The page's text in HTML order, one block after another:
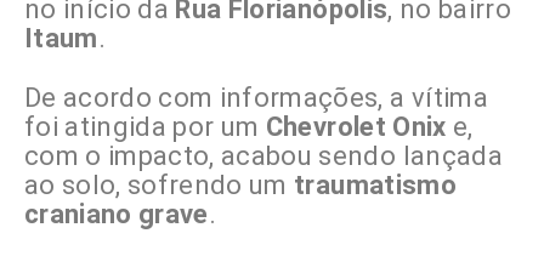
no início da Rua Florianópolis, no bairro
Itaum.
De acordo com informações, a vítima
foi atingida por um Chevrolet Onix e,
com o impacto, acabou sendo lançada
ao solo, sofrendo um traumatismo
craniano grave.